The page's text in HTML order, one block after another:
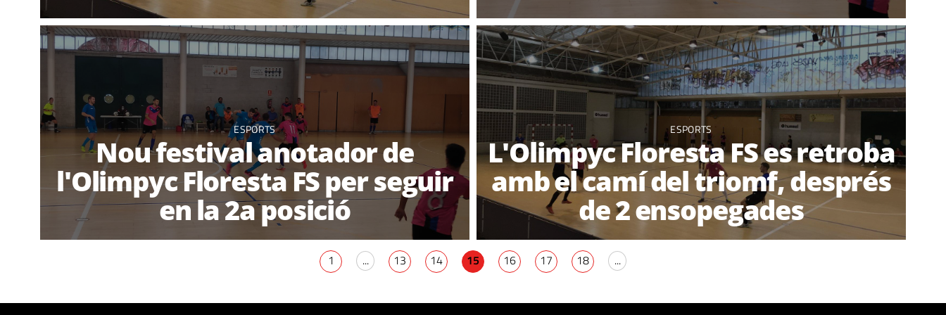
ESPORTS
Nou festival anotador de
l'Olimpyc Floresta FS per seguir
en la 2a posició
ESPORTS
L'Olimpyc Floresta FS es retroba
amb el camí del triomf, després
de 2 ensopegades
1 ... 13 14 15 16 17 18 ...